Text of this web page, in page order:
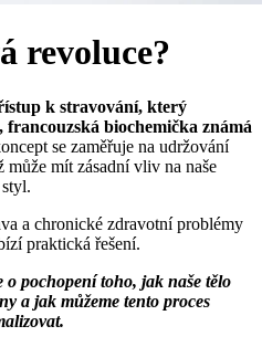
revoluce?
k stravování, který
francouzská biochemička známá
se zaměřuje na udržování
mít zásadní vliv na naše
a chronické zdravotní problémy
praktická řešení.
pochopení toho, jak naše tělo
a jak můžeme tento proces